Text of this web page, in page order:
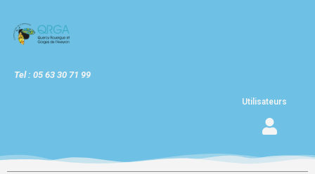
Tel : 05 63 30 71 99
Utilisateurs